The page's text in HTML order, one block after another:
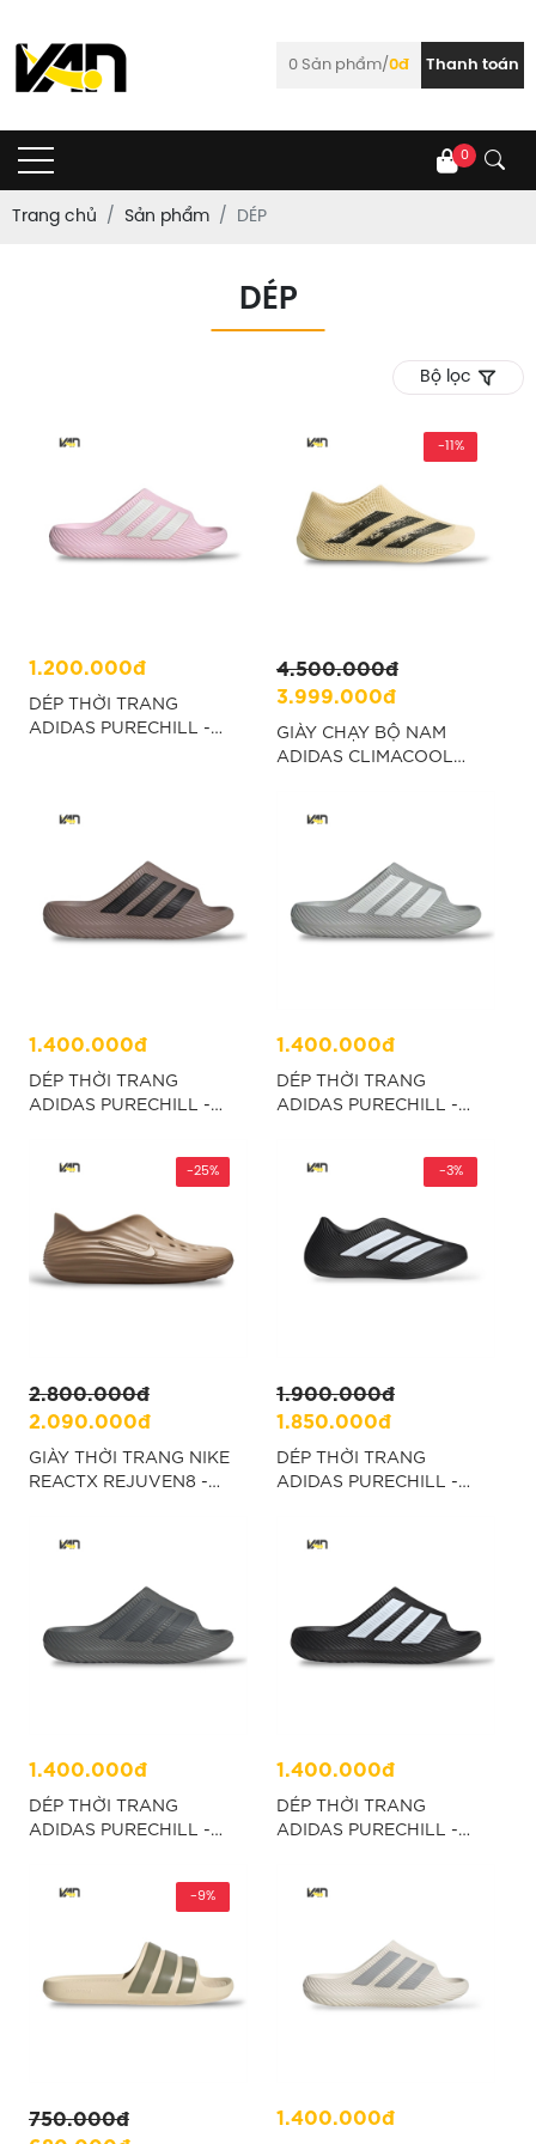
0 Sản phẩm/0đ Thanh toán
0
Trang chủ Sản phẩm DÉP
DÉP
Bộ lọc
1.200.000đ
DÉP THỜI TRANG
ADIDAS PURECHILL -
4.500.000đ
3.999.000đ
-11%
GIÀY CHẠY BỘ NAM
ADIDAS CLIMACOOL
1.400.000đ
DÉP THỜI TRANG
ADIDAS PURECHILL -
1.400.000đ
DÉP THỜI TRANG
ADIDAS PURECHILL -
2.800.000đ
2.090.000đ
-25%
GIÀY THỜI TRANG NIKE
REACTX REJUVEN8 -
1.900.000đ
1.850.000đ
-3%
DÉP THỜI TRANG
ADIDAS PURECHILL -
1.400.000đ
DÉP THỜI TRANG
ADIDAS PURECHILL -
1.400.000đ
DÉP THỜI TRANG
ADIDAS PURECHILL -
750.000đ
-9%
1.400.000đ